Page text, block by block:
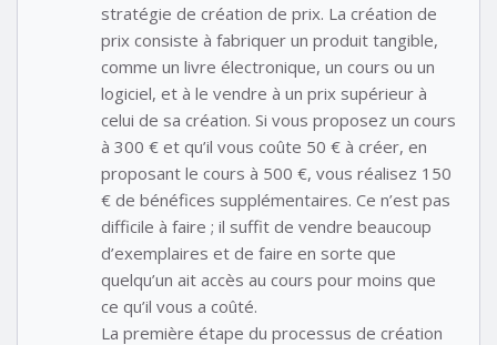
stratégie de création de prix. La création de
prix consiste à fabriquer un produit tangible,
comme un livre électronique, un cours ou un
logiciel, et à le vendre à un prix supérieur à
celui de sa création. Si vous proposez un cours
à 300 € et qu’il vous coûte 50 € à créer, en
proposant le cours à 500 €, vous réalisez 150
€ de bénéfices supplémentaires. Ce n’est pas
difficile à faire ; il suffit de vendre beaucoup
d’exemplaires et de faire en sorte que
quelqu’un ait accès au cours pour moins que
ce qu’il vous a coûté.
La première étape du processus de création